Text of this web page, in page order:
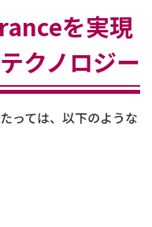
を実現
クノロジー
っては、以下のような